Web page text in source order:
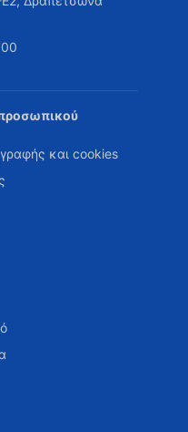
και cookies